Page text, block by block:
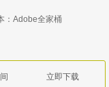
：Adobe全家桶
立即下载